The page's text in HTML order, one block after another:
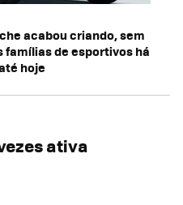
acabou criando, sem
famílias de esportivos há
hoje
ativa